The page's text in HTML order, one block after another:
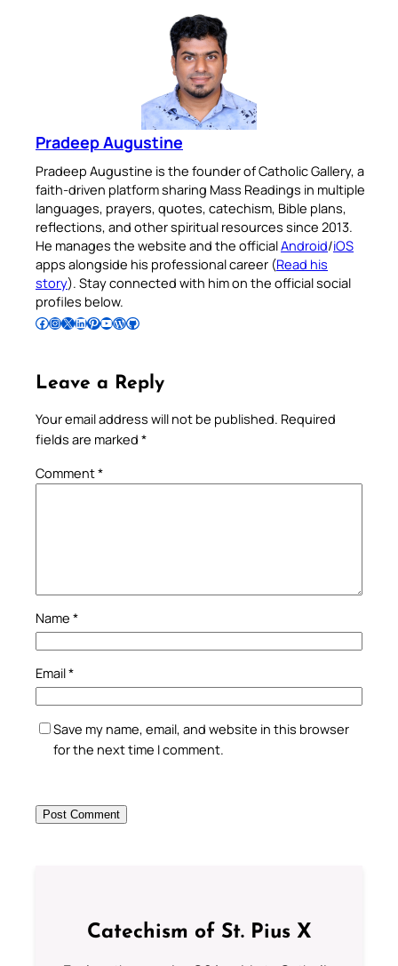
Pradeep Augustine
Pradeep Augustine is the founder of Catholic Gallery, a
faith-driven platform sharing Mass Readings in multiple
languages, prayers, quotes, catechism, Bible plans,
reflections, and other spiritual resources since 2013.
He manages the website and the officialAndroid/iOS
apps alongside his professional career (Read his
story). Stay connected with him on the official social
profiles below.
Follow Pradeep on Facebook Follow Pradeep on InstagramFollow Pradeep on X Follow Pradeep on LinkedIn Follow Pradeep on Pinterest Subscribe to Pradeep’s Youtube Channel Follow Pradeep on WordPress Follow Pradeep on GitHub
Leave a Reply
Your email address will not be published. Required
fields are marked *
Comment*
Name *
Email*
Save my name, email, and website in this browser
for the next time I comment.
Catechism of St. Pius X